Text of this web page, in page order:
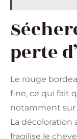
perte
Le rouge
fine, ce qui fait
notamment sur
La décoloration
fragilise le